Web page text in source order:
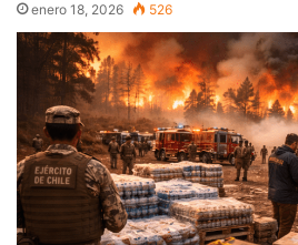
enero 18, 2026 526